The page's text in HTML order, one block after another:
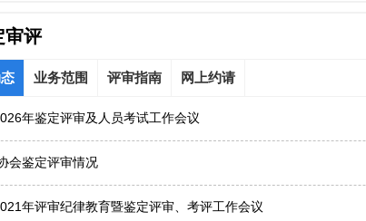
审评
业务范围 评审指南 网上约请
年鉴定评审及人员考试工作会议
会鉴定评审情况
年评审纪律教育暨鉴定评审、考评工作会议